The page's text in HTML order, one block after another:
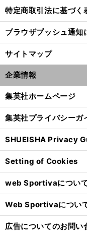
特定商取引法に基づく
ブラウザプッシュ通知
サイトマップ
企業情報
集英社ホームページ
集英社プライバシーガ
SHUEISHA Privacy
Setting of Cookies
web Sportivaについ
Web Sportivaについ
広告についてのお問い